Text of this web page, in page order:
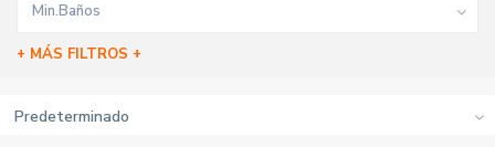
Min.Baños
+ MÁS FILTROS +
Predeterminado